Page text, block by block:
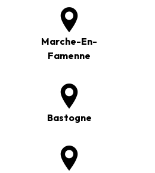
Marche-En-
Famenne
Bastogne